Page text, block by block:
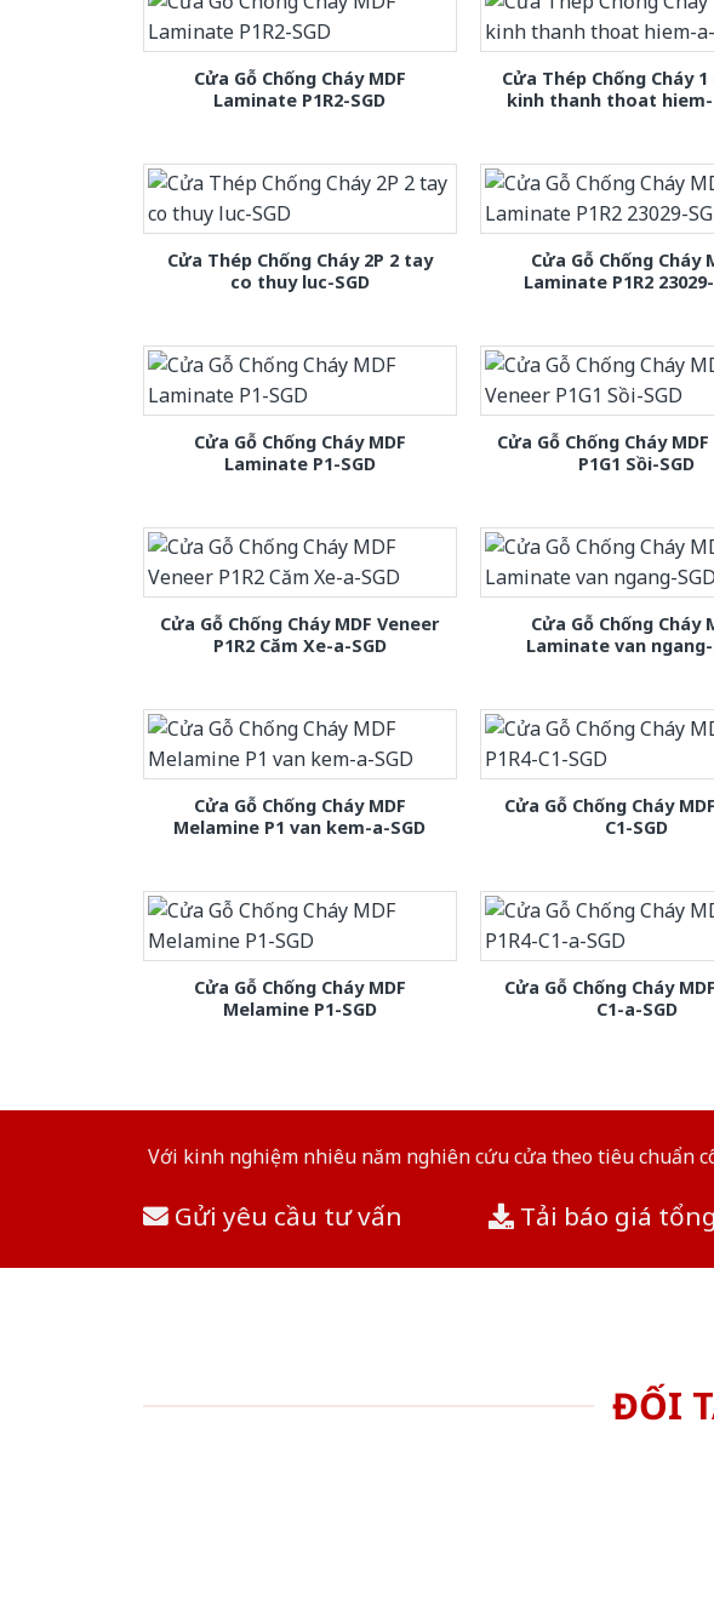
Cửa Gỗ Chống Cháy MDF
Laminate P1R2-SGD
Cửa Thép Chống Cháy
kinh thanh thoat hiem-
Cửa Thép Chống Cháy 2P 2 tay
co thuy luc-SGD
Cửa Gỗ Chống Cháy
Laminate P1R2
Cửa Gỗ Chống Cháy MDF
Laminate P1-SGD
Cửa Gỗ Chống Cháy
P1G1 Sồi-SGD
Cửa Gỗ Chống Cháy MDF Veneer
P1R2 Căm Xe-a-SGD
Cửa Gỗ Chống Cháy
Laminate van ngang-
Cửa Gỗ Chống Cháy MDF
Melamine P1 van kem-a-SGD
Cửa Gỗ Chống Cháy
C1-SGD
Cửa Gỗ Chống Cháy MDF
Melamine P1-SGD
Cửa Gỗ Chống Cháy
C1-a-SGD
Với kinh nghiệm nhiêu năm nghiên cứu cửa theo tiêu chuẩn
Gửi yêu cầu tư vấn Tải báo giá
ĐỐI